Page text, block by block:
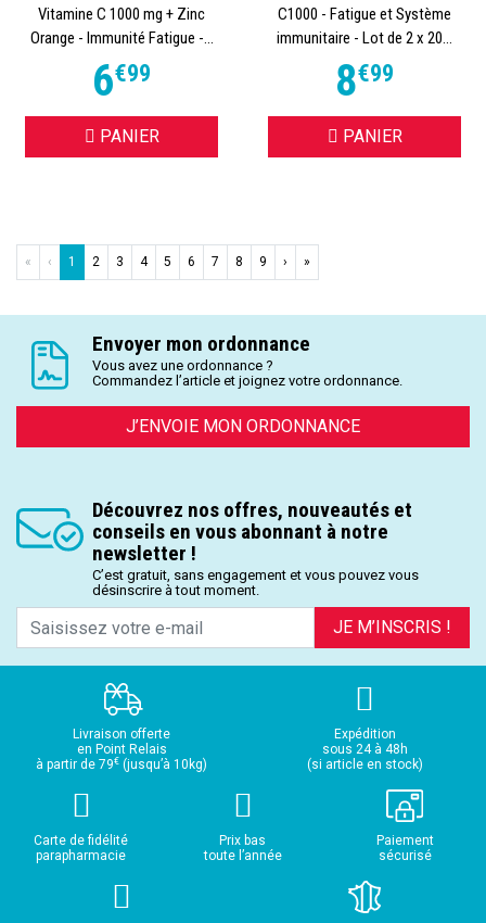
Vitamine C 1000 mg + Zinc
Orange - Immunité Fatigue -...
6€99
PANIER
C1000 - Fatigue et Système
immunitaire - Lot de 2 x 20...
8€99
PANIER
« ‹ 1 2 3 4 5 6 7 8 9 › »
Envoyer mon ordonnance
Vous avez une ordonnance ?
Commandez l’article et joignez votre ordonnance.
J’ENVOIE MON ORDONNANCE
Découvrez nos offres, nouveautés et
conseils en vous abonnant à notre
newsletter !
C’est gratuit, sans engagement et vous pouvez vous
désinscrire à tout moment.
JE M’INSCRIS !
Livraison offerte
en Point Relais
à partir de 79€ (jusqu’à 10kg)
Expédition
sous 24 à 48h
(si article en stock)
Carte de fidélité
parapharmacie
Prix bas
toute l’année
Paiement
sécurisé